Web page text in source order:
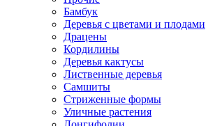
Бамбук
Деревья с цветами и плодами
Драцены
Кордилины
Деревья кактусы
Лиственные деревья
Самшиты
Стриженные формы
Уличные растения